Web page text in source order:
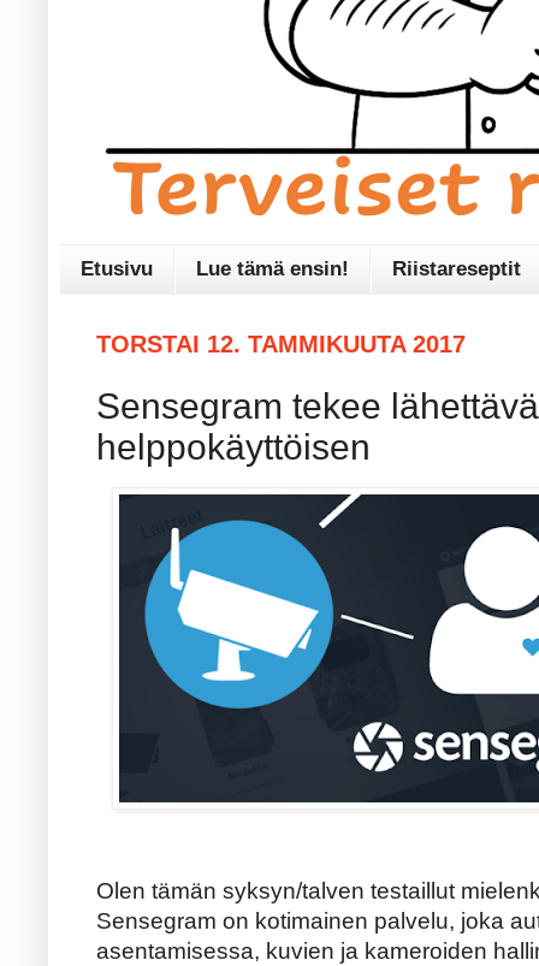
Etusivu Lue tämä ensin! Riistareseptit
TORSTAI 12. TAMMIKUUTA 2017
Sensegram tekee
helppokäyttöisen
Olen tämän syksyn/talven testaillut
Sensegram on kotimainen palvelu, joka
asentamisessa, kuvien ja kameroiden